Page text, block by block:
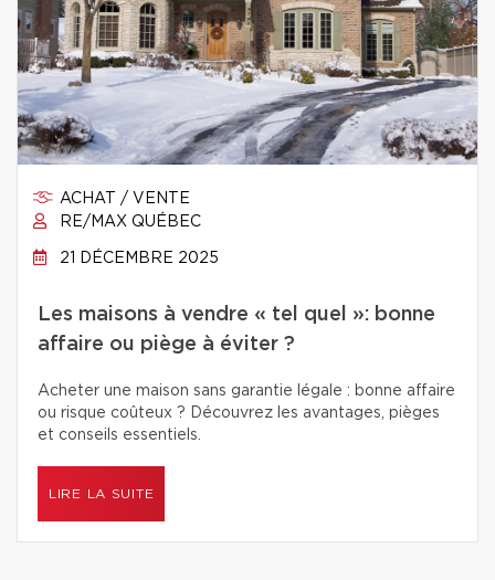
ACHAT / VENTE
RE/MAX QUÉBEC
21 DÉCEMBRE 2025
Les maisons à vendre « tel quel »: bonne
affaire ou piège à éviter ?
Acheter une maison sans garantie légale : bonne affaire
ou risque coûteux ? Découvrez les avantages, pièges
et conseils essentiels.
LIRE LA SUITE